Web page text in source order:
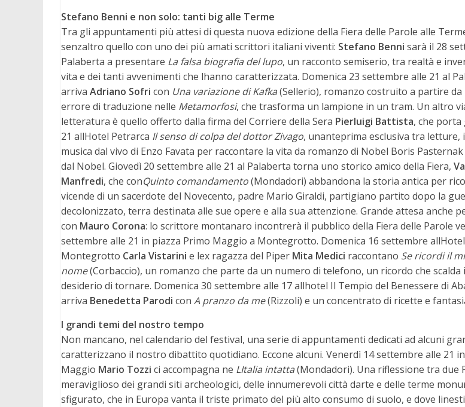
Stefano Benni e non solo: tanti big alle Terme
Tra gli appuntamenti più attesi di questa nuova edizione della Fiera delle Parole alle Terme
senzaltro quello con uno dei più amati scrittori italiani viventi: Stefano Benni sarà il 28
Palaberta a presentare La falsa biografia del lupo, un racconto semiserio, tra realtà e
vita e dei tanti avvenimenti che lhanno caratterizzata. Domenica 23 settembre alle 21 al
arriva Adriano Sofri con Una variazione di Kafka(Sellerio), romanzo costruito a partire da
errore di traduzione nelle Metamorfosi, che trasforma un lampione in un tram. Un altro
letteratura è quello offerto dalla firma del Corriere della Sera Pierluigi Battista, che porta
21 allHotel Petrarca Il senso di colpa del dottor Zivago, unanteprima esclusiva tra letture,
musica dal vivo di Enzo Favata per raccontare la vita da romanzo di Nobel Boris Pasternak
dal Nobel. Giovedì 20 settembre alle 21 al Palaberta torna uno storico amico della Fiera,
Manfredi, che conQuinto comandamento(Mondadori) abbandona la storia antica per
vicende di un sacerdote del Novecento, padre Mario Giraldi, partigiano partito dopo la
decolonizzato, terra destinata alle sue opere e alla sua attenzione. Grande attesa anche
con Mauro Corona: lo scrittore montanaro incontrerà il pubblico della Fiera delle Parole
settembre alle 21 in piazza Primo Maggio a Montegrotto. Domenica 16 settembre
Montegrotto Carla Vistarini e lex ragazza del Piper Mita Medici raccontano Se ricordi il
nome(Corbaccio), un romanzo che parte da un numero di telefono, un ricordo che scalda
desiderio di tornare. Domenica 30 settembre alle 17 allhotel Il Tempio del Benessere di
arriva Benedetta Parodi con A pranzo da me(Rizzoli) e un concentrato di ricette e
I grandi temi del nostro tempo
Non mancano, nel calendario del festival, una serie di appuntamenti dedicati ad alcuni
caratterizzano il nostro dibattito quotidiano. Eccone alcuni. Venerdì 14 settembre alle 21
Maggio Mario Tozzi ci accompagna ne LItalia intatta(Mondadori). Una riflessione tra due
meraviglioso dei grandi siti archeologici, delle innumerevoli città darte e delle terme
sfigurato, che in Europa vanta il triste primato del più alto consumo di suolo, e dove